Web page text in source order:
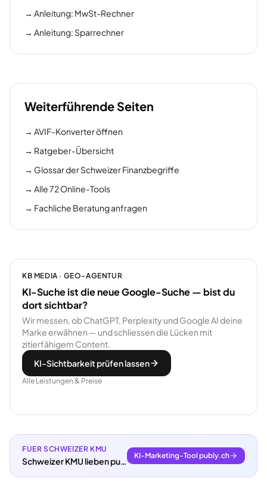
→ Anleitung: MwSt-Rechner
→ Anleitung: Sparrechner
Weiterführende Seiten
→ AVIF-Konverter öffnen
→ Ratgeber-Übersicht
→ Glossar der Schweizer Finanzbegriffe
→ Alle 72 Online-Tools
→ Fachliche Beratung anfragen
KB MEDIA · GEO-AGENTUR
KI-Suche ist die neue Google-Suche — bist du
dort sichtbar?
Wir messen, ob ChatGPT, Perplexity und Google AI deine
Marke erwähnen — und schliessen die Lücken mit
zitierfähigem Content.
KI-Sichtbarkeit prüfen lassen
Alle Leistungen & Preise
FUER SCHWEIZER KMU
Schweizer KMU lieben publy.ch.
KI-Marketing-Tool publy.ch